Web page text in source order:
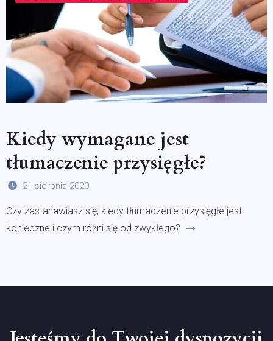
Kiedy wymagane jest
tłumaczenie przysięgłe?
21 sierpnia 2020
Czy zastanawiasz się, kiedy tłumaczenie przysięgłe jest
konieczne i czym różni się od zwykłego?